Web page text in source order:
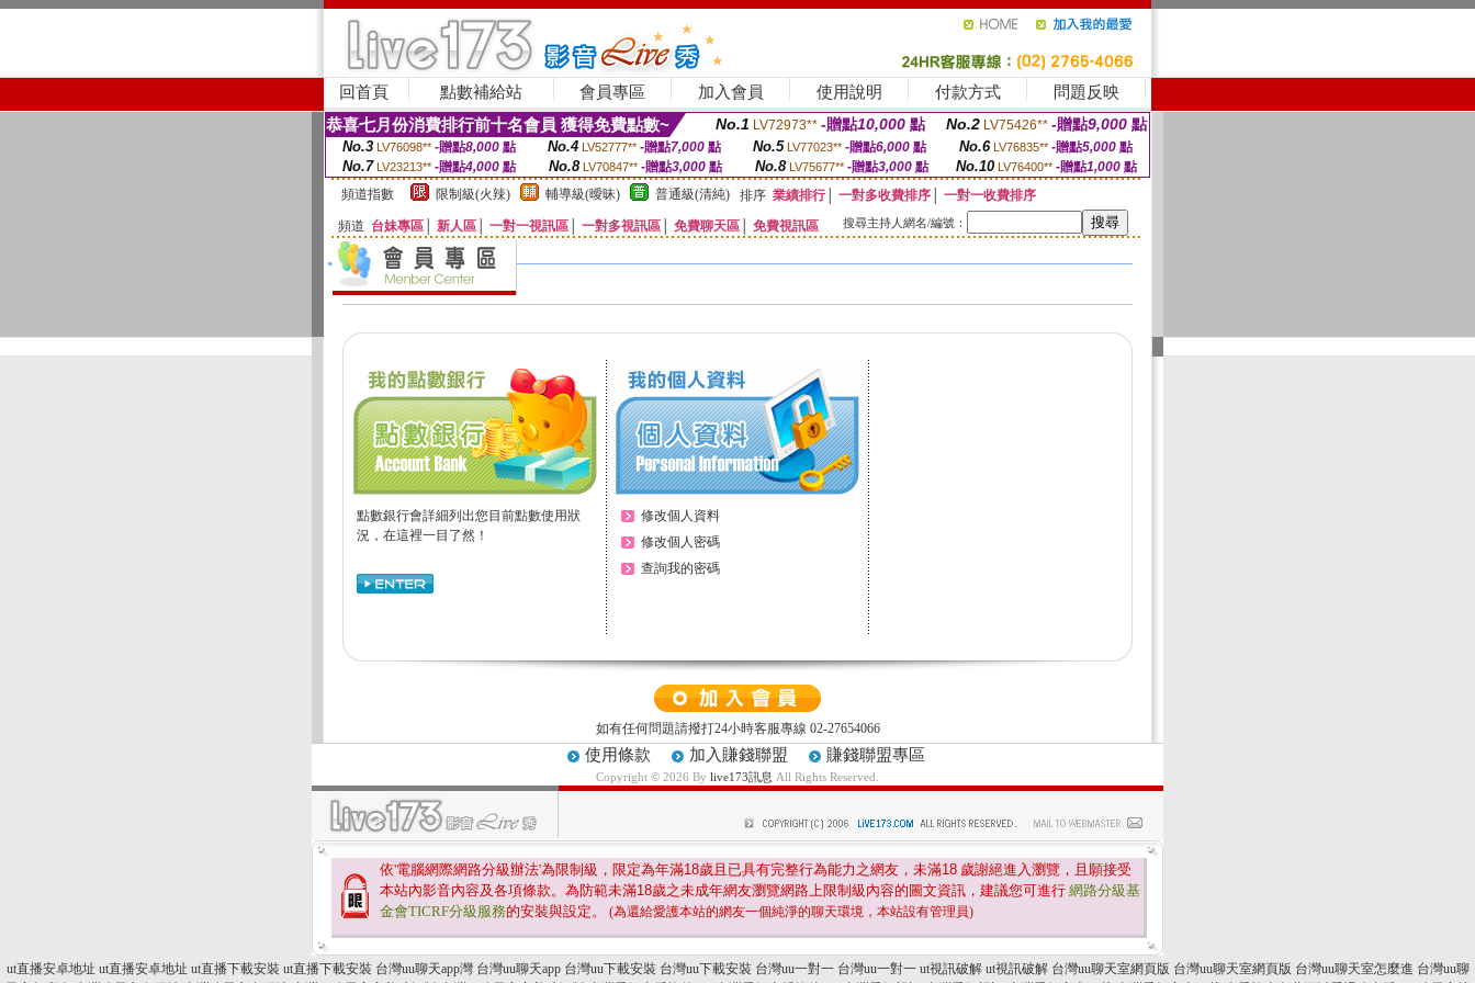
回首頁 點數補給站 會員專區 加入會員 使用說明 付款方式 問題反映
恭喜七月份消費排行前十名會員 獲得免費點數~ No.1 LV72973** -贈點10,000 點 No.2 LV75426** -贈點9,000 點
No.3 LV76098** -贈點8,000點 No.4 LV52777** -贈點7,000點 No.5 LV77023** -贈點6,000點 No.6 LV76835** -贈點5,000點
No.7 LV23213** -贈點4,000 點 No.8 LV70847** -贈點3,000 點 No.8 LV75677** -贈點3,000點 No.10 LV76400** -贈點1,000 點
頻道指數
限制級(火辣) 輔導級(曖昧) 普通級(清純) 排序 業績排行│ 一對多收費排序
一對一收費排序
頻道 台妹專區 新人區 一對一視訊區 一對多視訊區 免費聊天區 免費視訊區 搜尋主持人網名/編號：
點數銀行會詳細列出您目前點數使用狀
況，在這裡一目了然！
修改個人資料
修改個人密碼
查詢我的密碼
如有任何問題請撥打24小時客服專線 02-27654066
使用條款 加入賺錢聯盟 賺錢聯盟專區
Copyright © 2026 By live173訊息 All Rights Reserved.
依'電腦網際網路分級辦法'為限制級，限定為年滿18歲且已具有完整行為能力之網友，未滿18 歲謝絕進入瀏覽，且願接受
本站內影音內容及各項條款。為防範未滿18歲之未成年網友瀏覽網路上限制級內容的圖文資訊，建議您可進行 網路分級基
金會TICRF分級服務的安裝與設定。 (為還給愛護本站的網友一個純淨的聊天環境，本站設有管理員)
ut直播安卓地址 ut直播安卓地址 ut直播下載安裝 ut直播下載安裝 台灣uu聊天app灣 台灣uu聊天app 台灣uu下載安裝 台灣uu下載安裝 台灣uu一對一 台灣uu一對一 ut視訊破解 ut視訊破解 台灣uu聊天室網頁版 台灣uu聊天室網頁版 台灣uu聊天室怎麼進 台灣uu聊